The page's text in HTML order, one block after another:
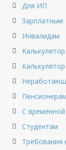
Для ИП
Зарплатным
Инвалидам
Пенсионерам
С временной
Студентам
Требования